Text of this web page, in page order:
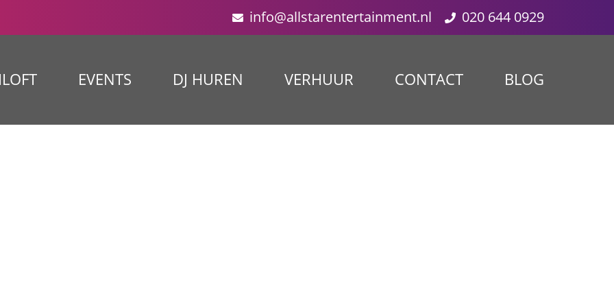
info@allstarentertainment.nl 020 644 0929
EVENTS DJ HUREN VERHUUR CONTACT BLOG